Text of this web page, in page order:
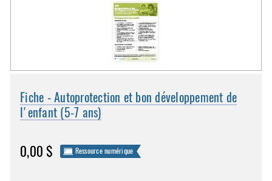
Fiche - Autoprotection et bon développement de
l'enfant (5-7 ans)
0,00 $ Ressource numérique